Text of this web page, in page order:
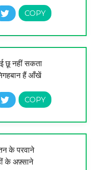
छू नहीं सकता
हैं आँखें
के परवाने
के अफ़्साने